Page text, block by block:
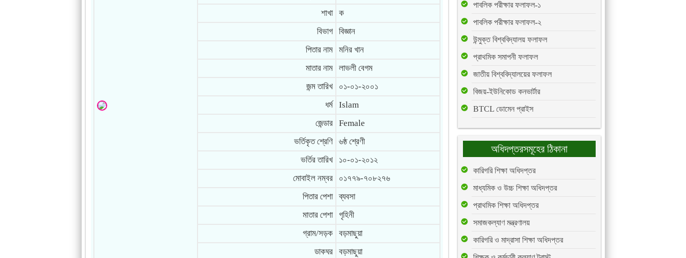
শাখা
ক
বিভাগ
বিজ্ঞান
পিতার নাম
মনির খান
মাতার নাম
লাভলী বেগম
জন্ম তারিখ
০১-০১-২০০১
ধর্ম
Islam
জেন্ডার
Female
ভর্তিকৃত শ্রেণি
৬ষ্ঠ শ্রেণী
ভর্তির তারিখ
১০-০১-২০১২
মোবাইল নম্বর
০১৭৭৯-৭০৮২৭৬
পিতার পেশা
ব্যবসা
মাতার পেশা
গৃহিনী
গ্রাম/সড়ক
বড়মাছুয়া
ডাকঘর
বড়মাছুয়া
পাবলিক পরীক্ষার ফলাফল-১
পাবলিক পরীক্ষার ফলাফল-২
উন্মুক্ত বিশ্ববিদ্যালয় ফলাফল
প্রাথমিক সমাপনী ফলাফল
জাতীয় বিশ্ববিদ্যালয়ের ফলাফল
বিজয়-ইউনিকোড কনভার্টার
BTCL ডোমেন প্রাইস
অধিদপ্তরসমূহের ঠিকানা
কারিগরি শিক্ষা অধিদপ্তর
মাধ্যমিক ও উচ্চ শিক্ষা অধিদপ্তর
প্রাথমিক শিক্ষা অধিদপ্তর
সমাজকল্যাণ মন্ত্রণালয়
কারিগরি ও মাদ্রাসা শিক্ষা অধিদপ্তর